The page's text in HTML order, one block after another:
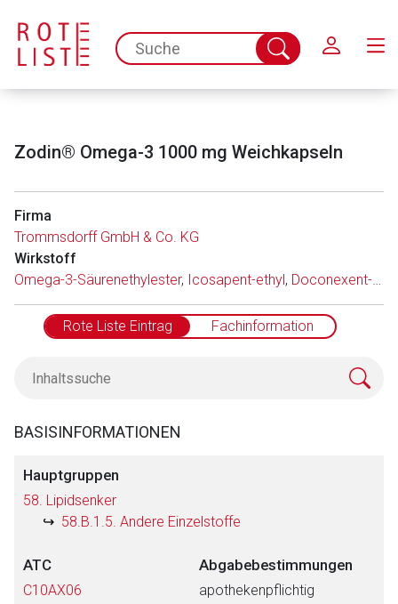
spc.search.input.placeholder
Suche
abschicken
Zodin® Omega-3 1000 mg Weichkapseln
Firma
Trommsdorff GmbH & Co. KG
Wirkstoff
Omega-3-Säurenethylester, Icosapent-ethyl, Doconexent-ethyl
Rote Liste Eintrag Fachinformation
BASISINFORMATIONEN
Hauptgruppen
58. Lipidsenker
58.B.1.5. Andere Einzelstoffe
ATC
C10AX06
Abgabebestimmungen
apothekenpflichtig